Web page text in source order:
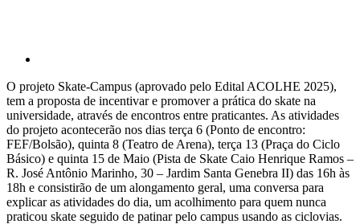
O projeto Skate-Campus (aprovado pelo Edital ACOLHE 2025),
tem a proposta de incentivar e promover a prática do skate na
universidade, através de encontros entre praticantes. As atividades
do projeto acontecerão nos dias terça 6 (Ponto de encontro:
FEF/Bolsão), quinta 8 (Teatro de Arena), terça 13 (Praça do Ciclo
Básico) e quinta 15 de Maio (Pista de Skate Caio Henrique Ramos –
R. José Antônio Marinho, 30 – Jardim Santa Genebra II) das 16h às
18h e consistirão de um alongamento geral, uma conversa para
explicar as atividades do dia, um acolhimento para quem nunca
praticou skate seguido de patinar pelo campus usando as ciclovias.